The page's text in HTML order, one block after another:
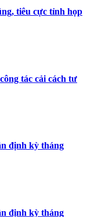
tiêu cực tỉnh họp
tác cải cách tư
định kỳ tháng
định kỳ tháng